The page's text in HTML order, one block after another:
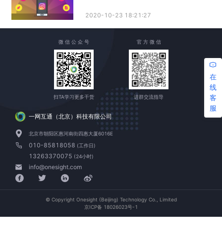
2020-10-23 18:21:27
在
线
客
服
一网互通（北京）科技有限公司
北京市朝阳区惠河南街四惠大厦6016E
010-85818058 (工作日)
13263370075 (24小时)
info@onesight.com
微 信 公 众 号
扫TA学习更多干货
官 方 微 信
进群交流指导
© Copyright Onesight (Beijing) Technology Co., Limited
京ICP备 18026023号-1